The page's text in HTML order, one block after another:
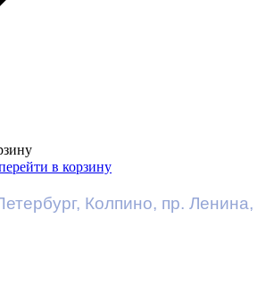
в корзину
, Колпино, пр. Ленина,